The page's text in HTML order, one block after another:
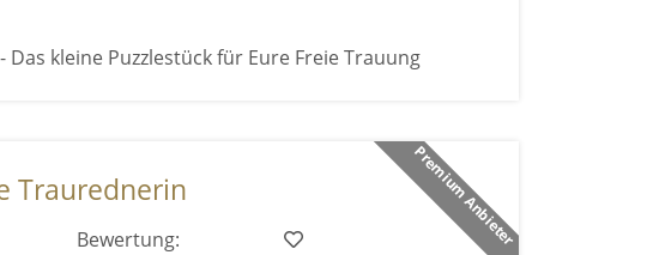
Das kleine Puzzlestück für Eure Freie Trauung
Premium Anbieter
Traurednerin
Bewertung: